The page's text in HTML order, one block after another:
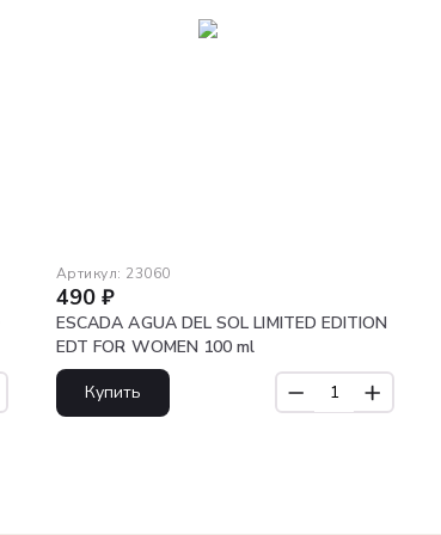
Артикул: 23060
490 ₽
ESCADA AGUA DEL SOL LIMITED EDITION
EDT FOR WOMEN 100 ml
Купить